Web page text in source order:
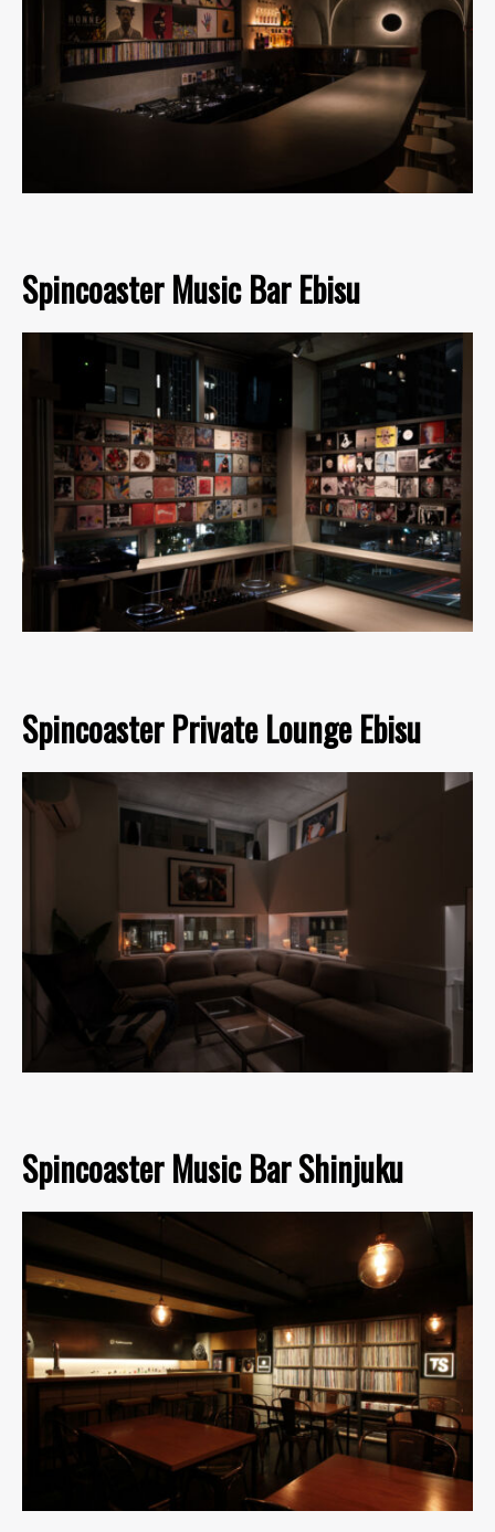
Spincoaster Music Bar Ebisu
Spincoaster Private Lounge Ebisu
Spincoaster Music Bar Shinjuku